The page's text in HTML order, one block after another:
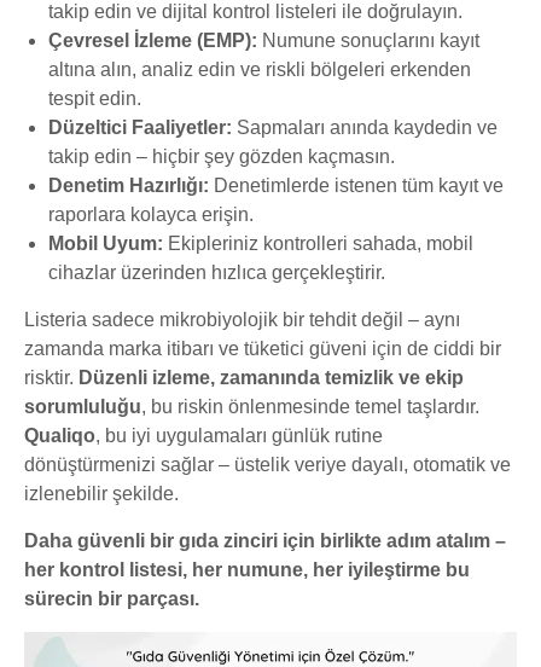
takip edin ve dijital kontrol listeleri ile doğrulayın.
Çevresel İzleme (EMP): Numune sonuçlarını kayıt
altına alın, analiz edin ve riskli bölgeleri erkenden
tespit edin.
Düzeltici Faaliyetler: Sapmaları anında kaydedin ve
takip edin – hiçbir şey gözden kaçmasın.
Denetim Hazırlığı: Denetimlerde istenen tüm kayıt ve
raporlara kolayca erişin.
Mobil Uyum: Ekipleriniz kontrolleri sahada, mobil
cihazlar üzerinden hızlıca gerçekleştirir.
Listeria sadece mikrobiyolojik bir tehdit değil – aynı
zamanda marka itibarı ve tüketici güveni için de ciddi bir
risktir. Düzenli izleme, zamanında temizlik ve ekip
sorumluluğu, bu riskin önlenmesinde temel taşlardır.
Qualiqo, bu iyi uygulamaları günlük rutine
dönüştürmenizi sağlar – üstelik veriye dayalı, otomatik ve
izlenebilir şekilde.
Daha güvenli bir gıda zinciri için birlikte adım atalım –
her kontrol listesi, her numune, her iyileştirme bu
sürecin bir parçası.